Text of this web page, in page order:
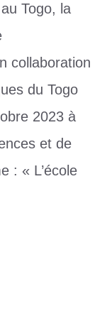
Togo, la
collaboration
du Togo
2023 à
et de
: « L’école